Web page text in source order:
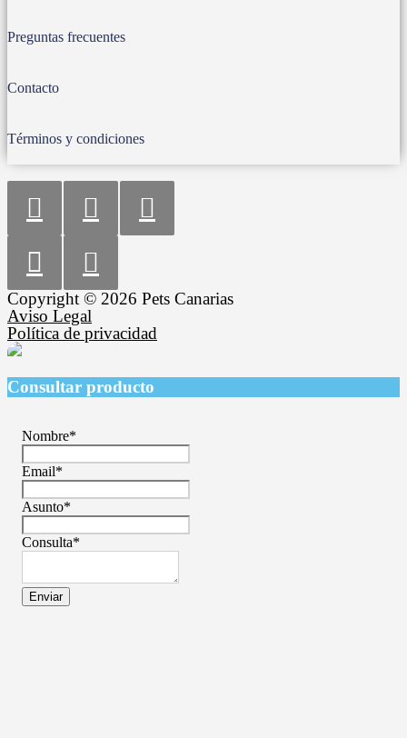
Preguntas frecuentes
Contacto
Términos y condiciones
Copyright © 2026 Pets Canarias
Aviso Legal
Política de privacidad
Consultar producto
Nombre*
Email*
Asunto*
Consulta*
Enviar